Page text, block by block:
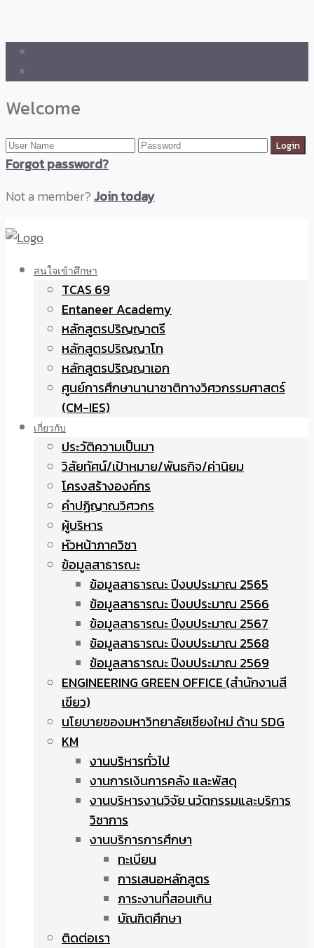
Welcome
Forgot password?
Not a member?Join today
สนใจเข้าศึกษา
TCAS 69
Entaneer Academy
หลักสูตรปริญญาตรี
หลักสูตรปริญญาโท
หลักสูตรปริญญาเอก
ศูนย์การศึกษานานาชาติทางวิศวกรรมศาสตร์
(CM-IES)
เกี่ยวกับ
ประวัติความเป็นมา
วิสัยทัศน์/เป้าหมาย/พันธกิจ/ค่านิยม
โครงสร้างองค์กร
คำปฏิญาณวิศวกร
ผู้บริหาร
หัวหน้าภาควิชา
ข้อมูลสาธารณะ
ข้อมูลสาธารณะ ปีงบประมาณ 2565
ข้อมูลสาธารณะ ปีงบประมาณ 2566
ข้อมูลสาธารณะ ปีงบประมาณ 2567
ข้อมูลสาธารณะ ปีงบประมาณ 2568
ข้อมูลสาธารณะ ปีงบประมาณ 2569
ENGINEERING GREEN OFFICE (สำนักงานสี
เขียว)
นโยบายของมหาวิทยาลัยเชียงใหม่ ด้าน SDG
KM
งานบริหารทั่วไป
งานการเงินการคลัง และพัสดุ
งานบริหารงานวิจัย นวัตกรรมและบริการ
วิชาการ
งานบริการการศึกษา
ทะเบียน
การเสนอหลักสูตร
ภาระงานที่สอนเกิน
บัณฑิตศึกษา
ติดต่อเรา